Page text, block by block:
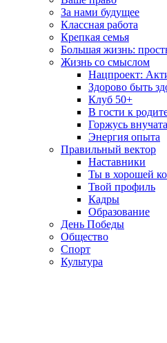
За нами будущее
Классная работа
Крепкая семья
Большая жизнь:
Жизнь со смыслом
Нацпроект:
Здорово быть
Клуб 50+
В гости к
Горжусь
Энергия опыта
Правильный вектор
Наставники
Ты в хорошей
Твой профиль
Кадры
Образование
День Победы
Общество
Спорт
Культура